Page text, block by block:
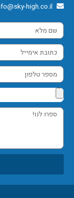
info@sky-high.co.il
שם
מלא
כתובת
אימייל
מספר
טלפון
ספרו